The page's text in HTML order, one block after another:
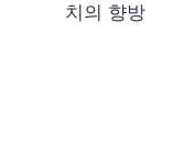
치의 향방